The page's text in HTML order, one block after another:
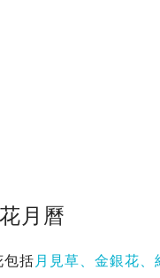
月曆
包括 月見草、金銀花、